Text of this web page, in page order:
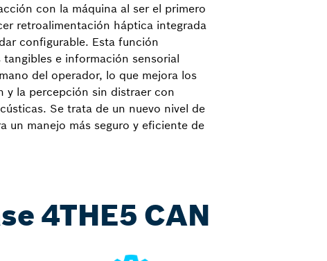
con la máquina al ser el primero
retroalimentación háptica integrada
configurable. Esta función
e información sensorial
del operador, lo que mejora los
y la percepción sin distraer con
Se trata de un nuevo nivel de
un manejo más seguro y eficiente de
4THE5 CAN